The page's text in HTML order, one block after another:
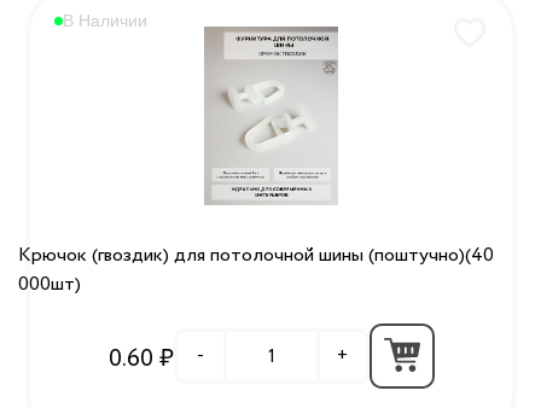
Крючок (гвоздик) для потолочной шины (поштучно)(40
000шт)
В Наличии
0.60 ₽ - +